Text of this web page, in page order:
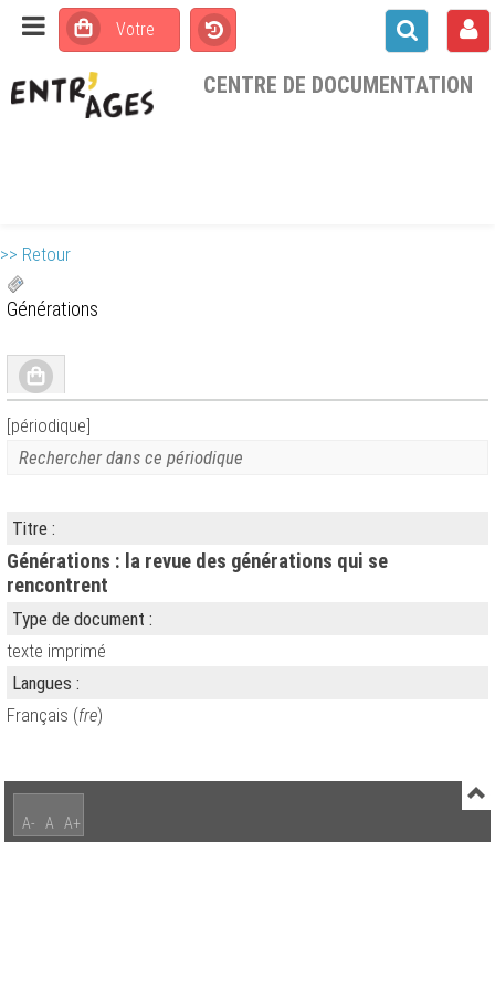
CENTRE DE DOCUMENTATION
>> Retour
Générations
[périodique]
Rechercher dans ce périodique
Titre :
Générations : la revue des générations qui se
rencontrent
Type de document :
texte imprimé
Langues :
Français (fre)
A- A A+